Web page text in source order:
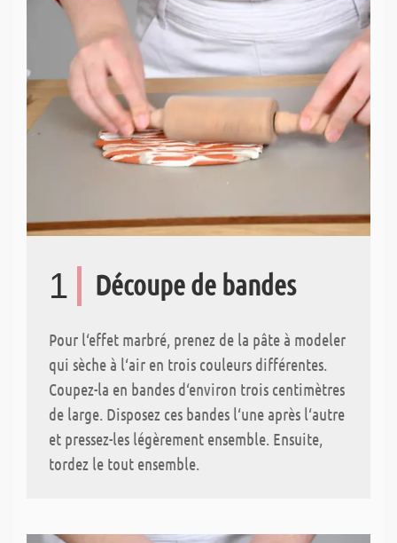
1 Découpe de bandes
Pour l‘effet marbré, prenez de la pâte à modeler
qui sèche à l‘air en trois couleurs différentes.
Coupez-la en bandes d‘environ trois centimètres
de large. Disposez ces bandes l‘une après l‘autre
et pressez-les légèrement ensemble. Ensuite,
tordez le tout ensemble.